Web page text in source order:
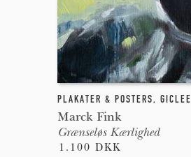
PLAKATER & POSTERS, GICLEE
Marck Fink
Grænseløs Kærlighed
1.100 DKK